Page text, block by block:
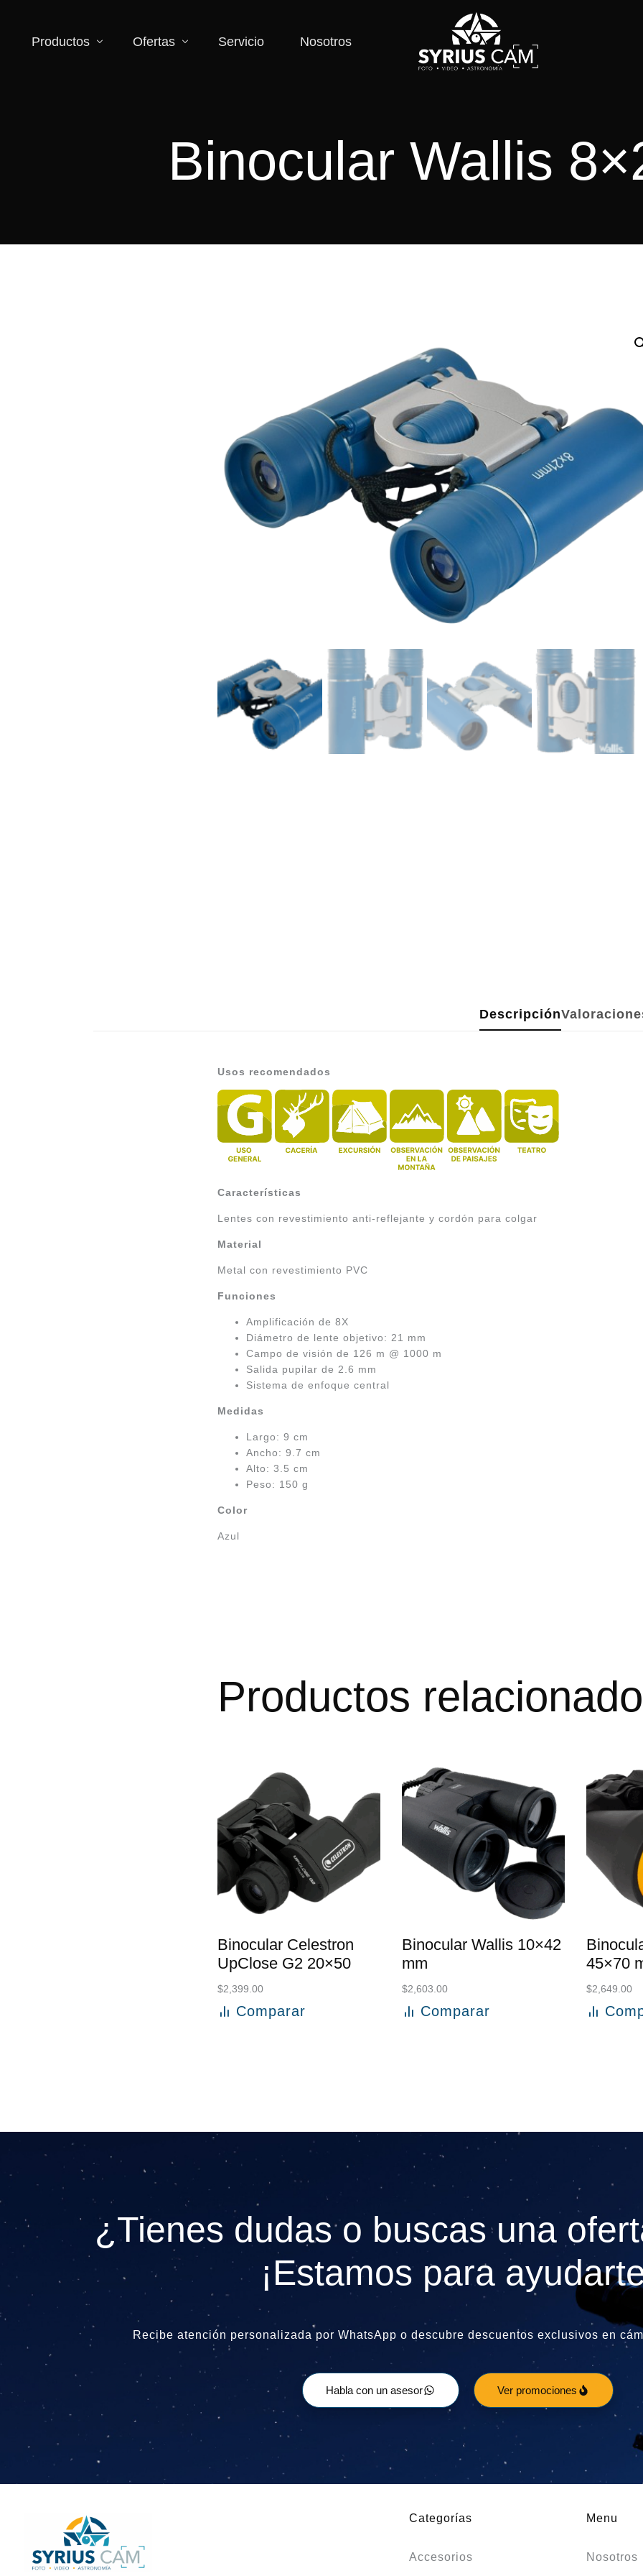
Productos
Binoculares y monoculares
Cámara y videocámaras
Ofertas
Zona de liquidación
Servicio Nosotros
Binocular Wallis
Descripción
Usos recomendados
Características
Lentes con revestimiento anti-reflejante y cordón para colgar
Material
Metal con revestimiento PVC
Funciones
Amplificación de 8X
Diámetro de lente objetivo: 21 mm
Campo de visión de 126 m @ 1000 m
Salida pupilar de 2.6 mm
Sistema de enfoque central
Medidas
Largo: 9 cm
Ancho: 9.7 cm
Alto: 3.5 cm
Peso: 150 g
Color
Azul
Productos
Binocular Celestron
UpClose G2 20×50
$2,399.00
Añadir al carrito
Comparar
Binocular Wallis 10×42
mm
$2,603.00
Añadir al carrito
Comparar
45×70
$2,649.00
Añadir
¿Tienes dudas o buscas una
¡Estamos para
Recibe atención personalizada por WhatsApp o descubre descuentos exclusivos en
Habla con un asesor Ver promociones
Categorías
Accesorios
Menu
Nosotros